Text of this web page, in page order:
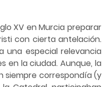
XV en Murcia preparar
con cierta antelación.
una especial relevancia
en la ciudad. Aunque, la
siempre correspondía (y